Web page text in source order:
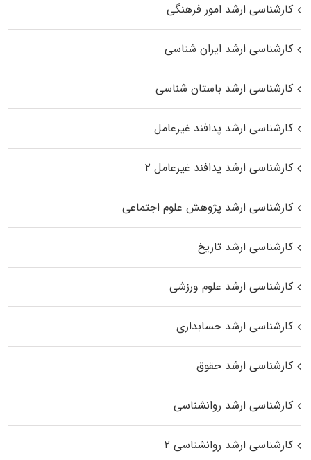
کارشناسی ارشد امور فرهنگی
کارشناسی ارشد ایران شناسی
کارشناسی ارشد باستان شناسی
کارشناسی ارشد پدافند غیرعامل
کارشناسی ارشد پدافند غیرعامل ۲
کارشناسی ارشد پژوهش علوم اجتماعی
کارشناسی ارشد تاریخ
کارشناسی ارشد علوم ورزشی
کارشناسی ارشد حسابداری
کارشناسی ارشد حقوق
کارشناسی ارشد روانشناسی
کارشناسی ارشد روانشناسی ۲